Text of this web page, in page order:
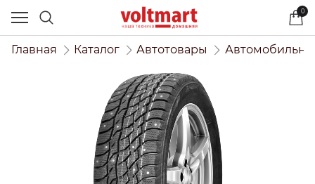
0
Главная Каталог Автотовары